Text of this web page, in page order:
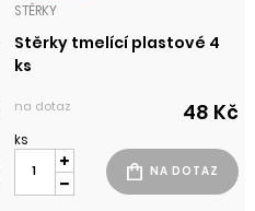
STĚRKY
Stěrky tmelící plastové 4
ks
na dotaz 48 Kč
ks